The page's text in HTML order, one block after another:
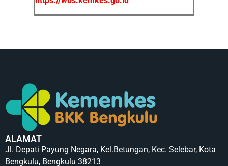
ALAMAT
Jl. Depati Payung Negara, Kel.Betungan, Kec. Selebar, Kota
Bengkulu, Bengkulu 38213